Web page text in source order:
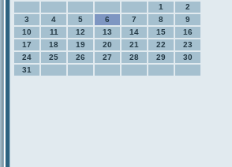
1
2
3
4 5 6 7 8
9
10
11 12 13 14 15
16
17
18 19 20 21 22
23
24
25 26 27 28 29
30
31